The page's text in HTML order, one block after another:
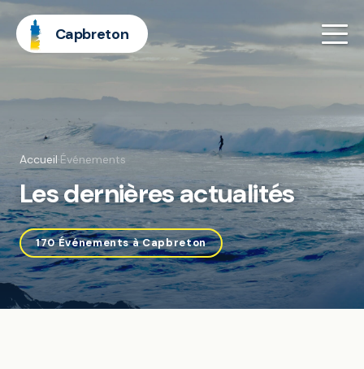
Capbreton
Accueil·Événements
Les dernières actualités
170 Événements à Capbreton